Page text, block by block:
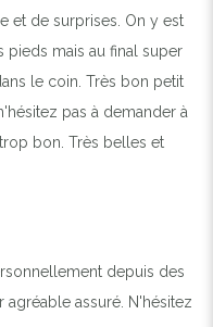
et de surprises. On y est
pieds mais au final super
le coin. Très bon petit
pas à demander à
bon. Très belles et
depuis des
agréable assuré. N'hésitez